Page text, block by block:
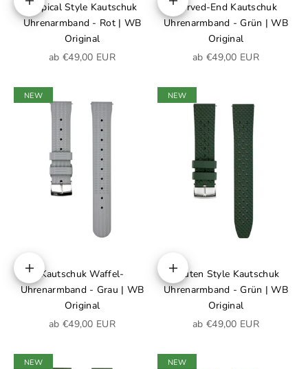
Optionen auswählen
Tropical Style Kautschuk
Uhrenarmband - Rot | WB
Original
Angebot
ab €49,00 EUR
Optionen auswählen
Curved-End Kautschuk
Uhrenarmband - Grün | WB
Original
Angebot
ab €49,00 EUR
NEW
Optionen auswählen
Kautschuk Waffel-
Uhrenarmband - Grau | WB
Original
Angebot
ab €49,00 EUR
NEW
Optionen auswählen
Rauten Style Kautschuk
Uhrenarmband - Grün | WB
Original
Angebot
ab €49,00 EUR
NEW NEW